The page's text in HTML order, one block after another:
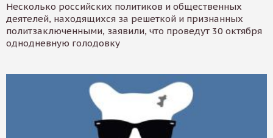
Несколько российских политиков и общественных
деятелей, находящихся за решеткой и признанных
политзаключенными, заявили, что проведут 30 октября
однодневную голодовку